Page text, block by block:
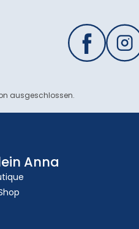
ausgeschlossen.
Anna